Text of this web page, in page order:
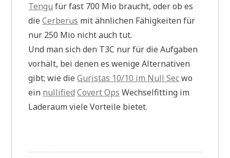
Tengu für fast 700 Mio braucht, oder ob es
dieCerberus mit ähnlichen Fähigkeiten für
nur 250 Mio nicht auch tut.
Und man sich den T3C nur für die Aufgaben
vorhält, bei denen es wenige Alternativen
gibt; wie dieGuristas 10/10 im Null Secwo
ein nullified Covert Ops Wechselfitting im
Laderaum viele Vorteile bietet.